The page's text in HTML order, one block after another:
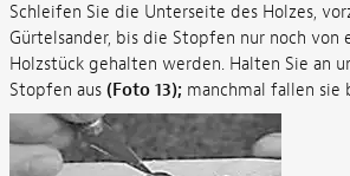
Schleifen Sie die Unterseite des Holzes,
Gürtelsander, bis die Stopfen nur noch von
Holzstück gehalten werden. Halten Sie an
Stopfen aus (Foto 13); manchmal fallen sie